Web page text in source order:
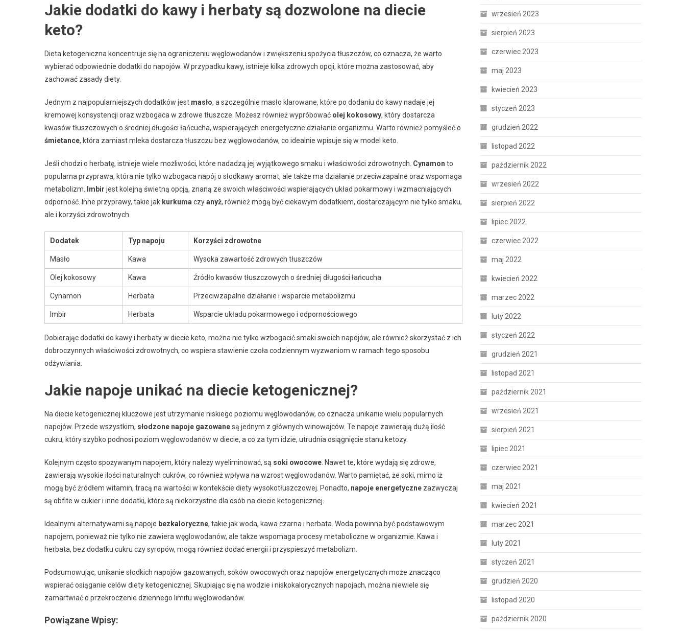
Jakie dodatki do kawy i herbaty są dozwolone na diecie
keto?
Dieta ketogeniczna koncentruje się na ograniczeniu węglowodanów i zwiększeniu spożycia tłuszczów, co oznacza, że warto
wybierać odpowiednie dodatki do napojów. W przypadku kawy, istnieje kilka zdrowych opcji, które można zastosować, aby
zachować zasady diety.
Jednym z najpopularniejszych dodatków jest masło, a szczególnie masło klarowane, które po dodaniu do kawy nadaje jej
kremowej konsystencji oraz wzbogaca w zdrowe tłuszcze. Możesz również wypróbować olej kokosowy, który dostarcza
kwasów tłuszczowych o średniej długości łańcucha, wspierających energetyczne działanie organizmu. Warto również pomyśleć o
śmietance, która zamiast mleka dostarcza tłuszczu bez węglowodanów, co idealnie wpisuje się w model keto.
Jeśli chodzi o herbatę, istnieje wiele możliwości, które nadadzą jej wyjątkowego smaku i właściwości zdrowotnych. Cynamon to
popularna przyprawa, która nie tylko wzbogaca napój o słodkawy aromat, ale także ma działanie przeciwzapalne oraz wspomaga
metabolizm. Imbir jest kolejną świetną opcją, znaną ze swoich właściwości wspierających układ pokarmowy i wzmacniających
odporność. Inne przyprawy, takie jak kurkuma czyanyż, również mogą być ciekawym dodatkiem, dostarczającym nie tylko smaku,
ale i korzyści zdrowotnych.
Dodatek Typ napoju Korzyści zdrowotne
Masło Kawa Wysoka zawartość zdrowych tłuszczów
Olej kokosowy Kawa Źródło kwasów tłuszczowych o średniej długości łańcucha
Cynamon Herbata Przeciwzapalne działanie i wsparcie metabolizmu
Imbir Herbata Wsparcie układu pokarmowego i odpornościowego
Dobierając dodatki do kawy i herbaty w diecie keto, można nie tylko wzbogacić smaki swoich napojów, ale również skorzystać z ich
dobroczynnych właściwości zdrowotnych, co wspiera stawienie czoła codziennym wyzwaniom w ramach tego sposobu
odżywiania.
Jakie napoje unikać na diecie ketogenicznej?
Na diecie ketogenicznej kluczowe jest utrzymanie niskiego poziomu węglowodanów, co oznacza unikanie wielu popularnych
napojów. Przede wszystkim, słodzone napoje gazowanesą jednym z głównych winowajców. Te napoje zawierają dużą ilość
cukru, który szybko podnosi poziom węglowodanów w diecie, a co za tym idzie, utrudnia osiągnięcie stanu ketozy.
Kolejnym często spożywanym napojem, który należy wyeliminować, są soki owocowe . Nawet te, które wydają się zdrowe,
zawierają wysokie ilości naturalnych cukrów, co również wpływa na wzrost węglowodanów. Warto pamiętać, że soki, mimo iż
mogą być źródłem witamin, tracą na wartości w kontekście diety wysokotłuszczowej. Ponadto, napoje energetyczne zazwyczaj
są obfite w cukier i inne dodatki, które są niekorzystne dla osób na diecie ketogenicznej.
Idealnymi alternatywami są napoje bezkaloryczne, takie jak woda, kawa czarna i herbata. Woda powinna być podstawowym
napojem, ponieważ nie tylko nie zawiera węglowodanów, ale także wspomaga procesy metaboliczne w organizmie. Kawa i
herbata, bez dodatku cukru czy syropów, mogą również dodać energii i przyspieszyć metabolizm.
Podsumowując, unikanie słodkich napojów gazowanych, soków owocowych oraz napojów energetycznych może znacząco
wspierać osiąganie celów diety ketogenicznej. Skupiając się na wodzie i niskokalorycznych napojach, można niewiele się
zamartwiać o przekroczenie dziennego limitu węglowodanów.
Powiązane Wpisy:
wrzesień 2023
sierpień 2023
czerwiec 2023
maj 2023
kwiecień 2023
styczeń 2023
grudzień 2022
listopad 2022
październik 2022
wrzesień 2022
sierpień 2022
lipiec 2022
czerwiec 2022
maj 2022
kwiecień 2022
marzec 2022
luty 2022
styczeń 2022
grudzień 2021
listopad 2021
październik 2021
wrzesień 2021
sierpień 2021
lipiec 2021
czerwiec 2021
maj 2021
kwiecień 2021
marzec 2021
luty 2021
styczeń 2021
grudzień 2020
listopad 2020
październik 2020